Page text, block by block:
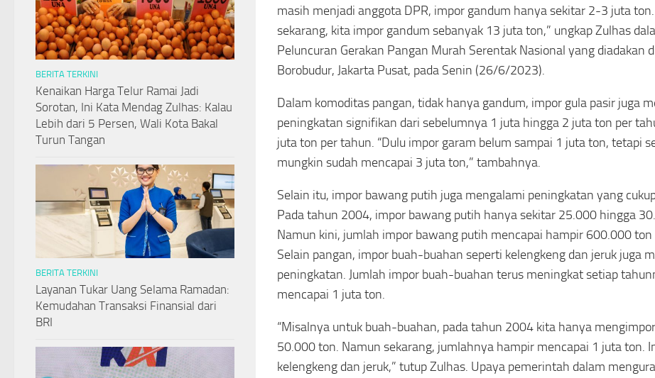
masih menjadi anggota DPR, impor gandum hanya sekitar 2-3 juta
sekarang, kita impor gandum sebanyak 13 juta ton,” ungkap Zulhas
Peluncuran Gerakan Pangan Murah Serentak Nasional yang diadakan
Borobudur, Jakarta Pusat, pada Senin (26/6/2023).
Dalam komoditas pangan, tidak hanya gandum, impor gula pasir juga
peningkatan signifikan dari sebelumnya 1 juta hingga 2 juta ton per
juta ton per tahun. “Dulu impor garam belum sampai 1 juta ton, tetapi
mungkin sudah mencapai 3 juta ton,” tambahnya.
Selain itu, impor bawang putih juga mengalami peningkatan yang
Pada tahun 2004, impor bawang putih hanya sekitar 25.000 hingga
Namun kini, jumlah impor bawang putih mencapai hampir 600.000 ton
Selain pangan, impor buah-buahan seperti kelengkeng dan jeruk juga
peningkatan. Jumlah impor buah-buahan terus meningkat setiap
mencapai 1 juta ton.
“Misalnya untuk buah-buahan, pada tahun 2004 kita hanya
50.000 ton. Namun sekarang, jumlahnya hampir mencapai 1 juta ton.
kelengkeng dan jeruk,” tutup Zulhas. Upaya pemerintah dalam
BERITA TERKINI
Kenaikan Harga Telur Ramai Jadi
Sorotan, Ini Kata Mendag Zulhas: Kalau
Lebih dari 5 Persen, Wali Kota Bakal
Turun Tangan
BERITA TERKINI
Layanan Tukar Uang Selama Ramadan:
Kemudahan Transaksi Finansial dari
BRI